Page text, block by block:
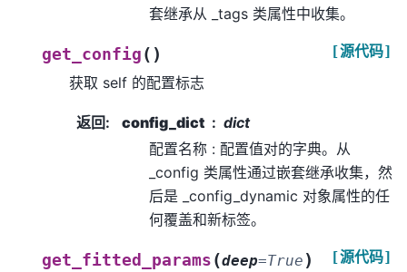
套继承从 _tags 类属性中收集。
get_config ( ) [源代码]
获取 self 的配置标志
返回: config_dict
dict
配置名称 : 配置值对的字典。从
_config 类属性通过嵌套继承收集，然
后是 _config_dynamic 对象属性的任
何覆盖和新标签。
get_fitted_params (deep=True ) [源代码]